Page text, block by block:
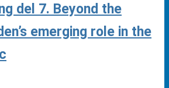
del 7. Beyond the
emerging role in the